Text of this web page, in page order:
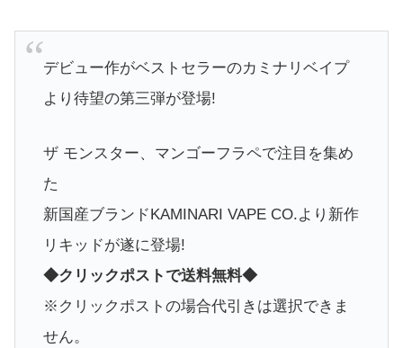
デビュー作がベストセラーのカミナリベイプ
より待望の第三弾が登場!
ザ モンスター、マンゴーフラペで注目を集め
た
新国産ブランドKAMINARI VAPE CO.より新作
リキッドが遂に登場!
◆クリックポストで送料無料◆
※クリックポストの場合代引きは選択できま
せん。